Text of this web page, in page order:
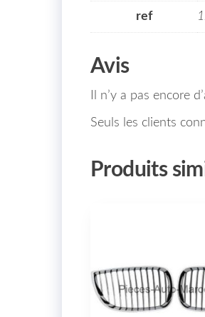
ref
Avis
Il n’y a pas encore
Seuls les clients
Produits